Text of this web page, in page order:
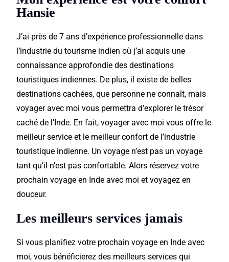
Hansie
J’ai près de 7 ans d’expérience professionnelle dans
l’industrie dutourisme indien où j’ai acquis une
connaissance approfondie des destinations
touristiques indiennes. De plus, il existe de belles
destinations cachées, que personne ne connaît, mais
voyager avec moi vous permettrad’explorerle trésor
caché de l’Inde. En fait,voyager avec moi vousoffre le
meilleurservice et le meilleur confort de l’industrie
touristique indienne. Un voyage n’est pas un voyage
tant qu’il n’est pas confortable. Alors réservez votre
prochain voyage en Inde avec moi et voyagez en
douceur.
Les meilleurs services jamais
Si vous planifiez votre prochain voyage en Inde avec
moi, vous bénéficierez des meilleursservices qui